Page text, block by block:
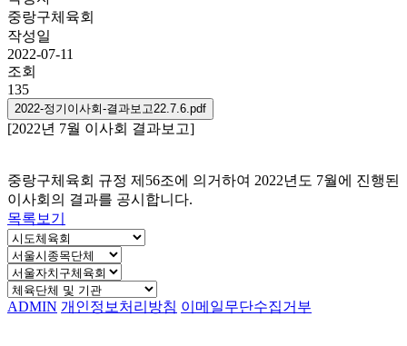
중랑구체육회
작성일
2022-07-11
조회
135
2022-정기이사회-결과보고22.7.6.pdf
[2022년 7월 이사회 결과보고]
중랑구체육회 규정 제56조에 의거하여 2022년도 7월에 진행된
이사회의 결과를 공시합니다.
목록보기
ADMIN 개인정보처리방침 이메일무단수집거부